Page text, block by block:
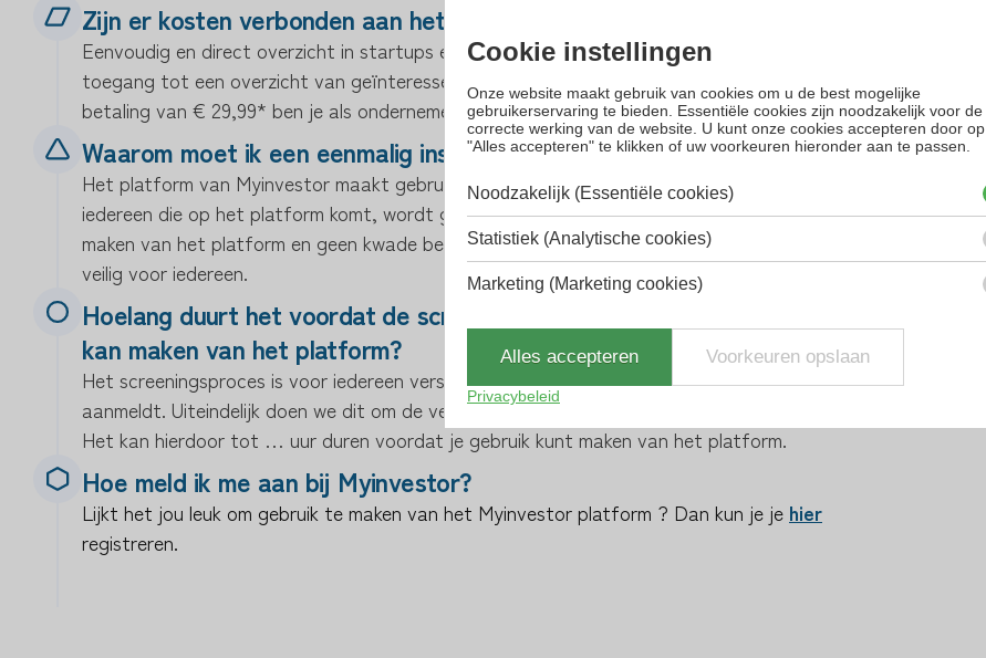
Zijn er kosten verbonden aan het Myinvestor platform ?
Eenvoudig en direct overzicht in startups en plannen van jonge ondernemers. En direct
toegang tot een overzicht van geïnteresseerde investeerders. Tegen een maandelijkse
betaling van € 29,99* ben je als ondernemer of investeerder altijd up-to-date.
Waarom moet ik een eenmalig inschrijfgeld betalen ?
Het platform van Myinvestor maakt gebruik van screeningtechnologie. Dit houdt in dat
iedereen die op het platform komt, wordt gescreend of deze persoon gebruik mag
maken van het platform en geen kwade bedoelingen heeft. Zo houden wij het platform
veilig voor iedereen.
Hoelang duurt het voordat de screening akkoord is en ik gebruik
kan maken van het platform?
Het screeningsproces is voor iedereen verschillend en afhankelijk van de persoon die zich
aanmeldt. Uiteindelijk doen we dit om de veiligheid te waarborgen van iedere gebruiker.
Het kan hierdoor tot … uur duren voordat je gebruik kunt maken van het platform.
Hoe meld ik me aan bij Myinvestor?
Lijkt het jou leuk om gebruik te maken van het Myinvestor platform ? Dan kun je je hier
registreren.
Cookie instellingen
Onze website maakt gebruik van cookies om u de best mogelijke
gebruikerservaring te bieden. Essentiële cookies zijn noodzakelijk voor de
correcte werking van de website. U kunt onze cookies accepteren door op
"Alles accepteren" te klikken of uw voorkeuren hieronder aan te passen.
Noodzakelijk (Essentiële cookies)
Statistiek (Analytische cookies)
Marketing (Marketing cookies)
Alles accepteren Voorkeuren opslaan
Privacybeleid